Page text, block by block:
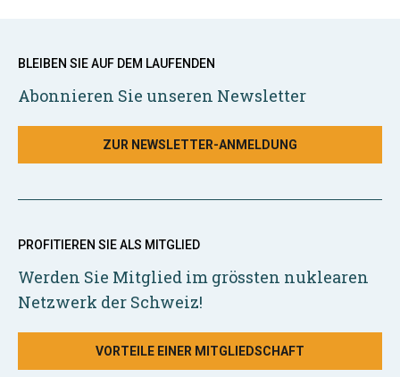
BLEIBEN SIE AUF DEM LAUFENDEN
Abonnieren Sie unseren Newsletter
ZUR NEWSLETTER-ANMELDUNG
PROFITIEREN SIE ALS MITGLIED
Werden Sie Mitglied im grössten nuklearen
Netzwerk der Schweiz!
VORTEILE EINER MITGLIEDSCHAFT